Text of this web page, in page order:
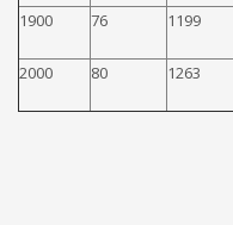
1900 76 1199
2000 80 1263